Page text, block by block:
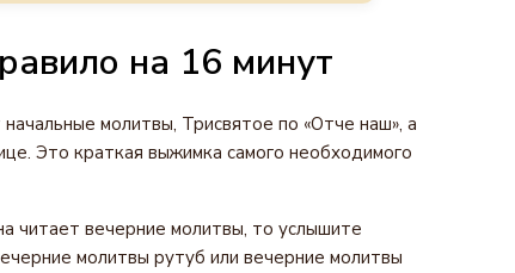
на 16 минут
молитвы, Трисвятое по «Отче наш», а
Это краткая выжимка самого необходимого
читает вечерние молитвы, то услышите
молитвы рутуб или вечерние молитвы